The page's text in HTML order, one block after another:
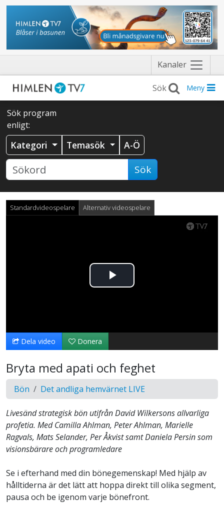
Kanaler Näytä
valikko
Meny
Sök program
enligt:
Kategori Temasök A-Ö
Sök
Standardvideospelare Alternativ videospelare
Spela
video
Dela video Donera
Bryta med apati och feghet
Bön Det andliga hemvärnet LIVE
Livesänd strategisk bön utifrån David Wilkersons allvarliga
profetia. Med Camilla Ahlman, Peter Ahlman, Marielle
Ragvals, Mats Selander, Per Åkvist samt Daniela Persin som
visionsbärare och programledare
Se i efterhand med din bönegemenskap! Med hjälp av
hålltiderna är det lätt att hoppa direkt till olika segment,
pausa och be igenom varje bönefront.